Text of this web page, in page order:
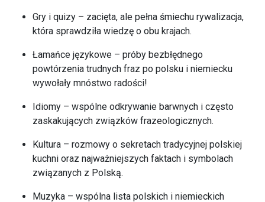
Gry i quizy – zacięta, ale pełna śmiechu rywalizacja,
która sprawdziła wiedzę o obu krajach.
Łamańce językowe – próby bezbłędnego
powtórzenia trudnych fraz po polsku i niemiecku
wywołały mnóstwo radości!
Idiomy – wspólne odkrywanie barwnych i często
zaskakujących związków frazeologicznych.
Kultura – rozmowy o sekretach tradycyjnej polskiej
kuchni oraz najważniejszych faktach i symbolach
związanych z Polską.
Muzyka – wspólna lista polskich i niemieckich